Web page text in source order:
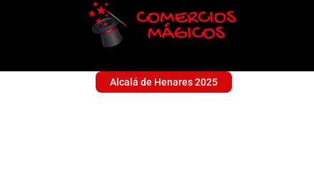
Alcalá de Henares 2025